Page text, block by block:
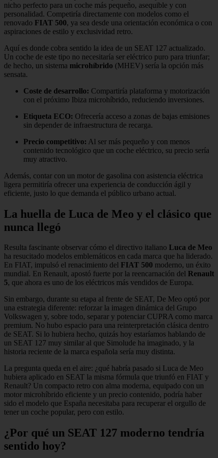
nicho perfecto para un coche más pequeño, asequible y con
personalidad. Competiría directamente con modelos como el
renovado FIAT 500, ya sea desde una orientación económica o con
aspiraciones de estilo y exclusividad retro.
Aquí es donde cobra sentido la idea de un SEAT 127 actualizado.
Un coche de este tipo no necesitaría ser eléctrico puro para triunfar;
de hecho, un sistema microhíbrido (MHEV) sería la opción más
sensata.
Coste de desarrollo: Compartiría plataforma y motorización
con el próximo Ibiza microhíbrido, reduciendo inversiones.
Etiqueta ECO: Ofrecería acceso a zonas de bajas emisiones
sin depender de infraestructura de recarga.
Precio competitivo: Al ser más pequeño y con menos
contenido tecnológico que un coche eléctrico, su precio sería
muy atractivo.
Además, contar con un motor de gasolina con asistencia eléctrica
ligera permitiría ofrecer una experiencia de conducción ágil y
eficiente, justo lo que demanda el público urbano actual.
La huella de Luca de Meo y el clásico que
nunca llegó
Resulta fascinante observar cómo el directivo italiano Luca de Meo
ha resucitado modelos emblemáticos en cada marca que ha liderado.
En FIAT, impulsó el renacimiento del FIAT 500 moderno, un éxito
mundial. En Renault, apostó fuerte por la reencarnación del Renault
5, que ahora es uno de los eléctricos más vendidos de Europa.
Sin embargo, durante su etapa al frente de SEAT, De Meo optó por
una estrategia diferente: reforzar la imagen dinámica del Grupo
Volkswagen y, sobre todo, separar y potenciar CUPRA como marca
premium. No hubo espacio para una reinterpretación clásica dentro
de SEAT. Si lo hubiera hecho, quizás hoy estaríamos hablando de
un SEAT 127 muy similar al que Simolude ha imaginado, y la
historia reciente de la marca española sería muy distinta.
La pregunta queda en el aire: ¿qué habría pasado si Luca de Meo
hubiera aplicado en SEAT la misma fórmula que triunfó en FIAT y
Renault? Un compacto retro con alma moderna, equipado con un
motor microhíbrido eficiente y un precio contenido, podría haber
sido el modelo que España necesitaba para recuperar el orgullo de
tener un coche popular, pero con estilo.
¿Por qué un SEAT 127 moderno tendría
sentido hoy?